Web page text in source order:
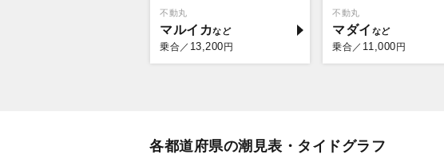
不動丸
マルイカ
乗合／ 13,200 円
不動丸
マダイ
乗合／ 11,000 円
各都道府県の潮見表・タイドグラフ